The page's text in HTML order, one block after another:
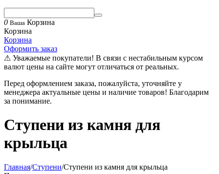
0 Ваша Корзина
Корзина
Корзина
Оформить заказ
⚠ Уважаемые покупатели! В связи с нестабильным курсом
валют цены на сайте могут отличаться от реальных.
Перед оформлением заказа, пожалуйста, уточняйте у
менеджера актуальные цены и наличие товаров! Благодарим
за понимание.
Ступени из камня для
крыльца
Главная/Ступени/Ступени из камня для крыльца